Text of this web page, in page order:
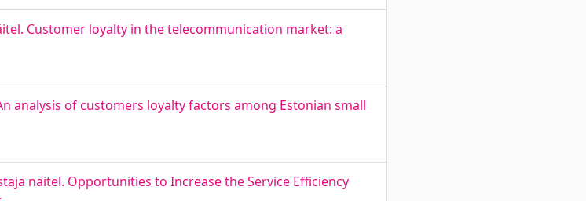
Customer loyalty in the telecommunication market: a
analysis of customers loyalty factors among Estonian small
näitel. Opportunities to Increase the Service Efficiency